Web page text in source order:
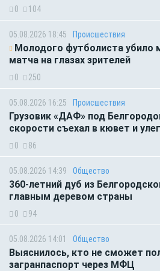
0 104
05.08.2026 18:45 Происшествия
Молодого футболиста убило
матча на глазах зрителей
0 250
05.08.2026 16:25 Происшествия
Грузовик «ДАФ» под
скорости съехал в кювет и
0 86
05.08.2026 14:39 Общество
360-летний дуб из
главным деревом страны
0 94
05.08.2026 14:01 Общество
Выяснилось, кто не сможет
загранпаспорт через МФЦ